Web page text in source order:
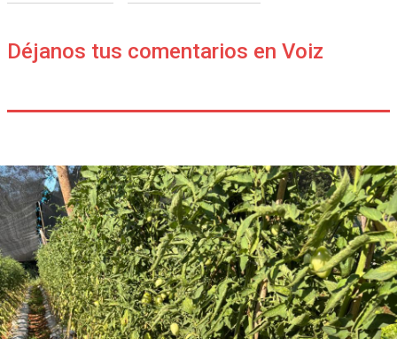
Déjanos tus comentarios en Voiz